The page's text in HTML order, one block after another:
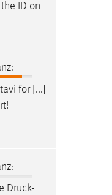
ID on
for [...]
Druck-